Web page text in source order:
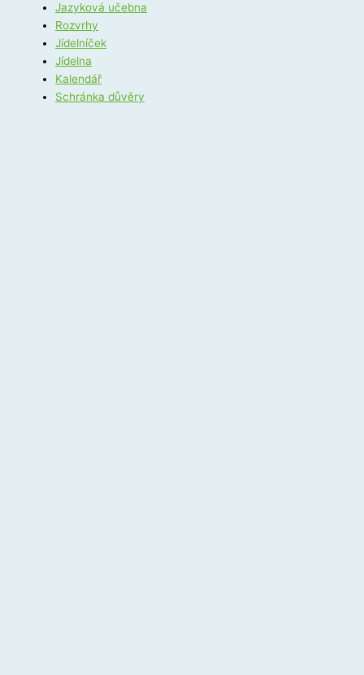
Jazyková učebna
Rozvrhy
Jídelníček
Jídelna
Kalendář
Schránka důvěry